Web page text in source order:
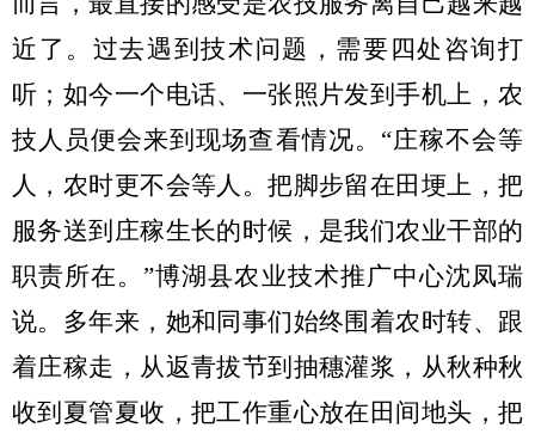
近了。过去遇到技术问题，需要四处咨询打
听；如今一个电话、一张照片发到手机上，农
技人员便会来到现场查看情况。 “庄稼不会等
人，农时更不会等人。把脚步留在田埂上，把
服务送到庄稼生长的时候，是我们农业干部的
职责所在。”博湖县农业技术推广中心沈凤瑞
说。多年来，她和同事们始终围着农时转、跟
着庄稼走，从返青拔节到抽穗灌浆，从秋种秋
收到夏管夏收，把工作重心放在田间地头，把